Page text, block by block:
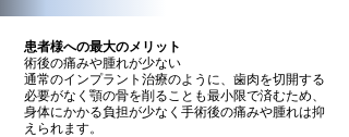
​患者様への最大のメリット
術後の痛みや腫れが少ない
通常のインプラント治療のように、歯肉を切開する
必要がなく顎の骨を削ることも最小限で済むため、
身体にかかる負担が少なく手術後の痛みや腫れは抑
えられます。